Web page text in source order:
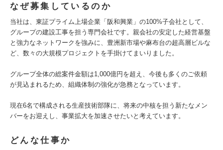
なぜ募集しているのか
当社は、東証プライム上場企業「阪和興業」の100%子会社として、
グループの建設工事を担う専門会社です。親会社の安定した経営基盤
と強力なネットワークを強みに、豊洲新市場や麻布台の超高層ビルな
ど、数々の大規模プロジェクトを手掛けてまいりました。
グループ全体の総案件金額は1,000億円を超え、今後も多くのご依頼
が見込まれるため、組織体制の強化が急務となっています。
現在6名で構成される生産技術部隊に、将来の中核を担う新たなメン
バーをお迎えし、事業拡大を加速させたいと考えています。
どんな仕事か